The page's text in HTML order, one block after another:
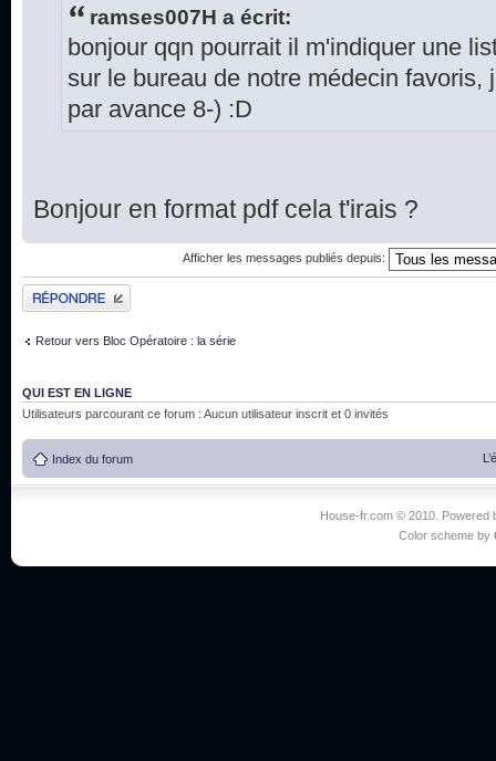
ramses007H a écrit:
bonjour qqn pourrait il m'indiquer une
sur le bureau de notre médecin favoris,
par avance 8-) :D
Bonjour en format pdf cela t'irais ?
Afficher les messages publiés depuis:
Publier une réponse
Retour vers Bloc Opératoire : la série
QUI EST EN LIGNE
Utilisateurs parcourant ce forum : Aucun utilisateur inscrit et 0 invités
Index du forum
House-fr.com © 2010. Powered
Color scheme by